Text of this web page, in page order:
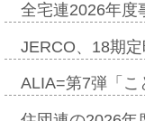
全宅連2026年
JERCO、18期
ALIA=第7弾「